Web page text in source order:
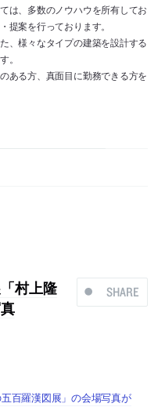
は、多数のノウハウを所有してお
提案を行っております。
、様々なタイプの建築を設計する
。
ある方、真面目に勤務できる方を
SHARE
村上隆
百羅漢図展」の会場写真が